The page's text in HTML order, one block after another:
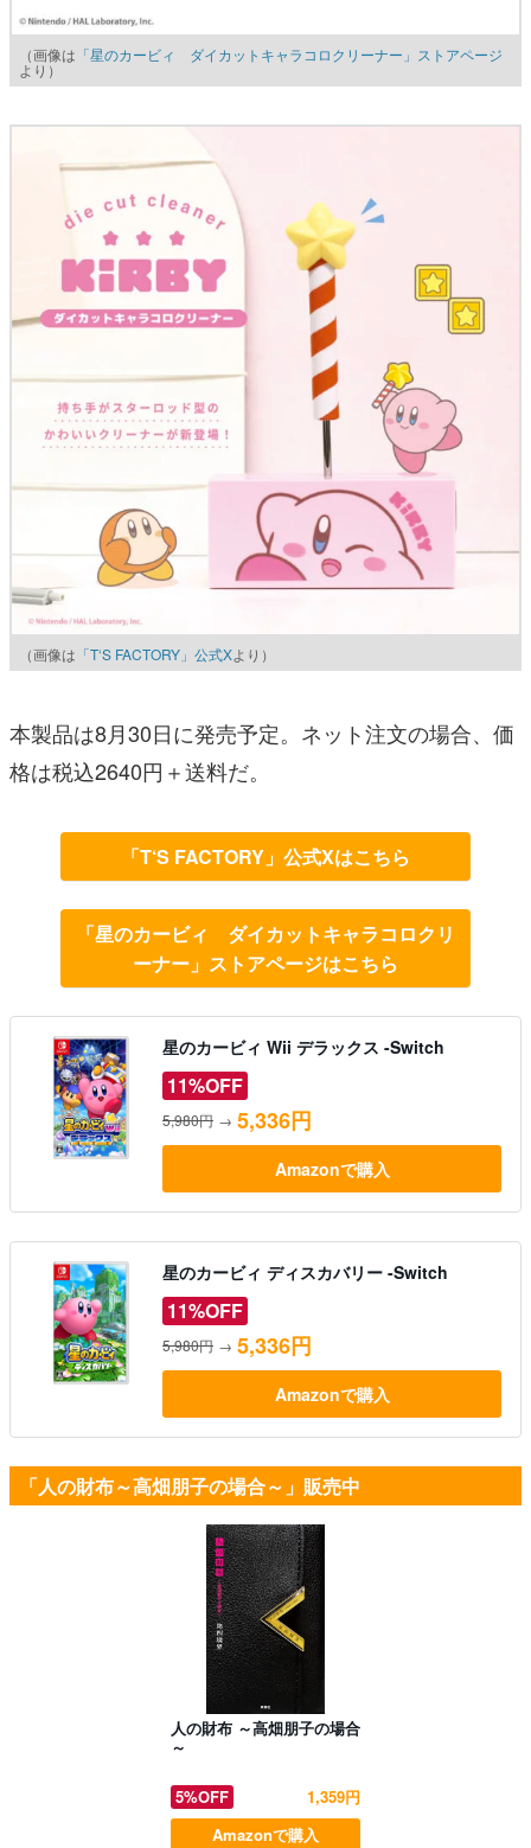
（画像は 「星のカービィ ダイカットキャラコロクリーナー」ストアページ
より）
（画像は 「T‘S FACTORY」公式Xより）
本製品は8月30日に発売予定。ネット注文の場合、価
格は税込2640円＋送料だ。
「T‘S FACTORY」公式Xはこちら
「星のカービィ ダイカットキャラコロクリ
ーナー」ストアページはこちら
星のカービィ Wii デラックス -Switch
11%OFF
5,980円 → 5,336円
Amazonで購入
星のカービィ ディスカバリー -Switch
11%OFF
5,980円 → 5,336円
Amazonで購入
「人の財布～高畑朋子の場合～」販売中
人の財布 ～高畑朋子の場合
～
5%OFF
1,359円
Amazonで購入